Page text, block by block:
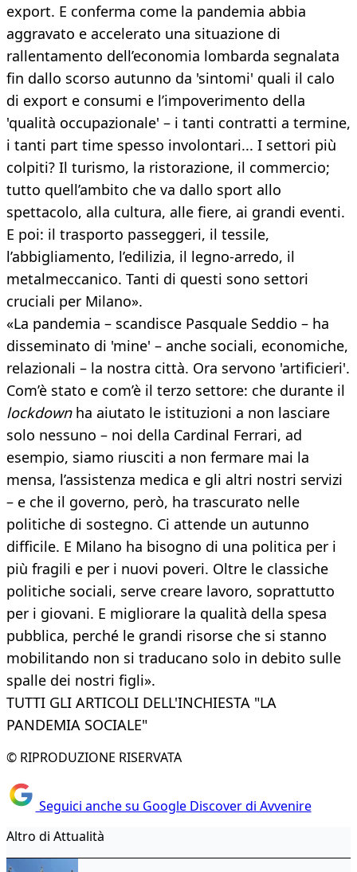
export. E conferma come la pandemia abbia
aggravato e accelerato una situazione di
rallentamento dell’economia lombarda segnalata
fin dallo scorso autunno da 'sintomi' quali il calo
di export e consumi e l’impoverimento della
'qualità occupazionale' – i tanti contratti a termine,
i tanti part time spesso involontari... I settori più
colpiti? Il turismo, la ristorazione, il commercio;
tutto quell’ambito che va dallo sport allo
spettacolo, alla cultura, alle fiere, ai grandi eventi.
E poi: il trasporto passeggeri, il tessile,
l’abbigliamento, l’edilizia, il legno-arredo, il
metalmeccanico. Tanti di questi sono settori
cruciali per Milano».
«La pandemia – scandisce Pasquale Seddio – ha
disseminato di 'mine' – anche sociali, economiche,
relazionali – la nostra città. Ora servono 'artificieri'.
Com’è stato e com’è il terzo settore: che durante il
lockdownha aiutato le istituzioni a non lasciare
solo nessuno – noi della Cardinal Ferrari, ad
esempio, siamo riusciti a non fermare mai la
mensa, l’assistenza medica e gli altri nostri servizi
– e che il governo, però, ha trascurato nelle
politiche di sostegno. Ci attende un autunno
difficile. E Milano ha bisogno di una politica per i
più fragili e per i nuovi poveri. Oltre le classiche
politiche sociali, serve creare lavoro, soprattutto
per i giovani. E migliorare la qualità della spesa
pubblica, perché le grandi risorse che si stanno
mobilitando non si traducano solo in debito sulle
spalle dei nostri figli».
TUTTI GLI ARTICOLI DELL'INCHIESTA "LA
PANDEMIA SOCIALE"
© RIPRODUZIONE RISERVATA
Seguici anche su Google Discover di Avvenire
Altro di Attualità